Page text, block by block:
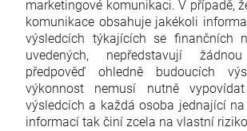
marketingové komunikaci. V případě,
komunikace obsahuje jakékoli
výsledcích týkajících se finančních
uvedených, nepředstavují
předpověď ohledně budoucích
výkonnost nemusí nutně
výsledcích a každá osoba jednající
informací tak činí zcela na vlastní